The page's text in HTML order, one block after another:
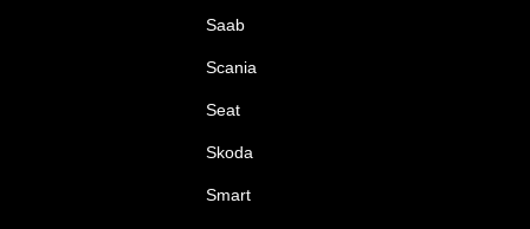
Saab
Scania
Seat
Skoda
Smart